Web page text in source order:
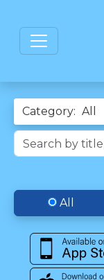
Category:
All